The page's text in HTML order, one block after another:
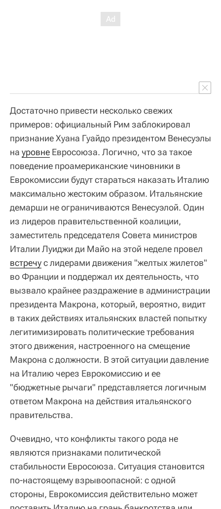
Достаточно привести несколько свежих
примеров: официальный Рим заблокировал
признание Хуана Гуайдо президентом Венесуэлы
на уровне Евросоюза. Логично, что за такое
поведение проамериканские чиновники в
Еврокомиссии будут стараться наказать Италию
максимально жестоким образом. Итальянские
демарши не ограничиваются Венесуэлой. Один
из лидеров правительственной коалиции,
заместитель председателя Совета министров
Италии Луиджи ди Майо на этой неделе провел
встречус лидерами движения "желтых жилетов"
во Франции и поддержал их деятельность, что
вызвало крайнее раздражение в администрации
президента Макрона, который, вероятно, видит
в таких действиях итальянских властей попытку
легитимизировать политические требования
этого движения, настроенного на смещение
Макрона с должности. В этой ситуации давление
на Италию через Еврокомиссию и ее
"бюджетные рычаги" представляется логичным
ответом Макрона на действия итальянского
правительства.
Очевидно, что конфликты такого рода не
являются признаками политической
стабильности Евросоюза. Ситуация становится
по-настоящему взрывоопасной: с одной
стороны, Еврокомиссия действительно может